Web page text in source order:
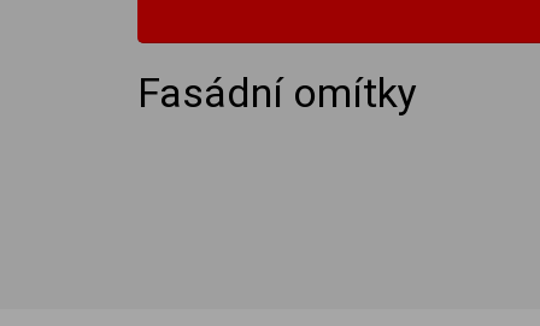
Fasádní omítky